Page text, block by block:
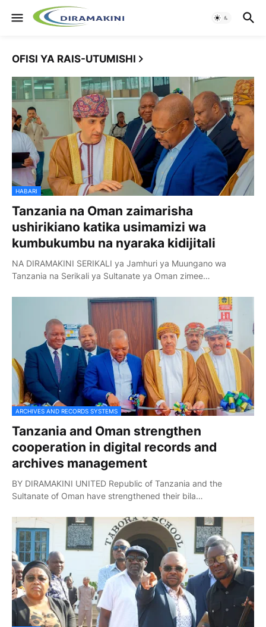
OFISI YA RAIS-UTUMISHI
HABARI
Tanzania na Oman zaimarisha
ushirikiano katika usimamizi wa
kumbukumbu na nyaraka kidijitali
NA DIRAMAKINI SERIKALI ya Jamhuri ya Muungano wa
Tanzania na Serikali ya Sultanate ya Oman zimee…
ARCHIVES AND RECORDS SYSTEMS
Tanzania and Oman strengthen
cooperation in digital records and
archives management
BY DIRAMAKINI UNITED Republic of Tanzania and the
Sultanate of Oman have strengthened their bila…